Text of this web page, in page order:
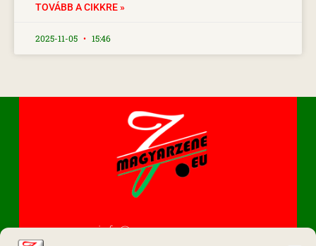
TOVÁBB A CIKKRE »
2025-11-05 15:46
info@magyarzene.eu